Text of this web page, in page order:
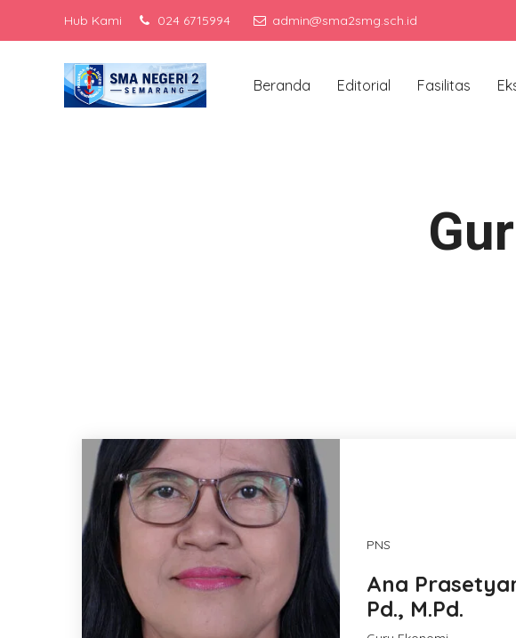
Hub Kami 024 6715994 admin@sma2smg.sch.id
Menjadi sekolah
Beranda Editorial Fasilitas
PNS
Ana
Pd., M.Pd.